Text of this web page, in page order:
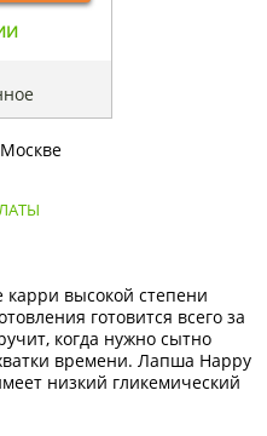
карри высокой степени
готовится всего за
когда нужно сытно
времени. Лапша Happy
низкий гликемический